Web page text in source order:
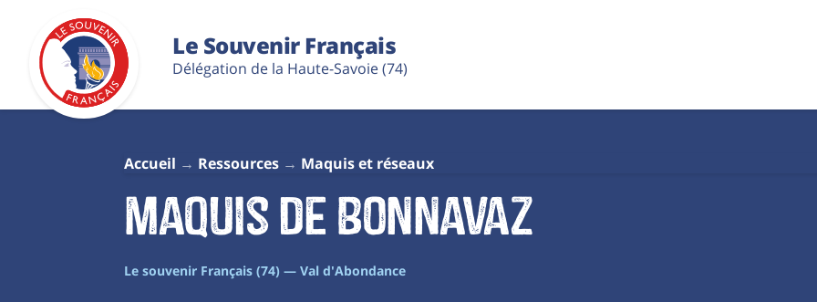
Le Souvenir Français
Délégation de la Haute-Savoie (74)
Accueil Ressources Maquis et réseaux
Maquis de Bonnavaz
Le souvenir Français (74) — Val d'Abondance